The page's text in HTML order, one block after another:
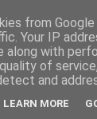
from
Your IP
along with
of
and
LEARN MORE